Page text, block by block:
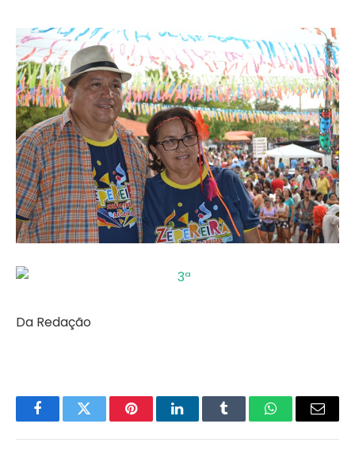
Da Redação
FacebookTwitter PinterestLinkedInTumblr WhatsAppEmail